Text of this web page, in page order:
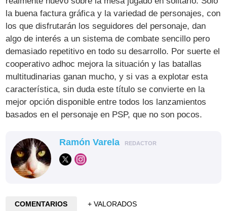
la buena factura gráfica y la variedad de personajes, con
los que disfrutarán los seguidores del personaje, dan
algo de interés a un sistema de combate sencillo pero
demasiado repetitivo en todo su desarrollo. Por suerte el
cooperativo adhoc mejora la situación y las batallas
multitudinarias ganan mucho, y si vas a explotar esta
característica, sin duda este título se convierte en la
mejor opción disponible entre todos los lanzamientos
basados en el personaje en PSP, que no son pocos.
Ramón Varela REDACTOR
COMENTARIOS
+ VALORADOS